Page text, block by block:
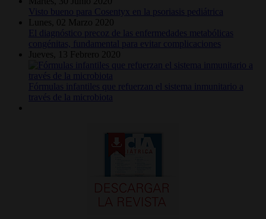
Visto bueno para Cosentyx en la psoriasis pediátrica
Lunes, 02 Marzo 2020
El diagnóstico precoz de las enfermedades metabólicas
congénitas, fundamental para evitar complicaciones
Jueves, 13 Febrero 2020
Fórmulas infantiles que refuerzan el sistema inmunitario a
través de la microbiota